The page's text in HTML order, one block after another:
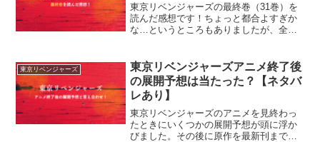
東京リベンジャーズの最終巻（31巻）を
読んだ感想です！ちょっと都合よすぎか
な…というところもありましたが、全体
東京リベンジャーズ
東京リベンジャーズアニメ終了後
の展開予想は当たった？【ネタバ
レあり】
東京リベンジャーズのアニメを見終わっ
たときにいくつかの展開予想が頭に浮か
びました。その後に原作を最新刊まで読